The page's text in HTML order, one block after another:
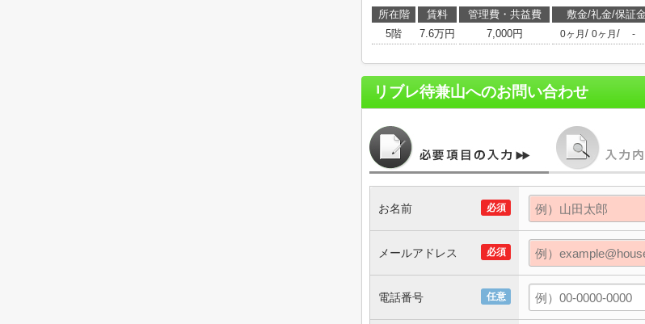
所在階 賃料 管理費・共益費 敷金/礼金/保証
5階
7.6万円 7,000円 0ヶ月 / 0ヶ月 / -
リブレ待兼山へのお問い合わせ
必須
お名前
必須
メールアドレス
任意
電話番号